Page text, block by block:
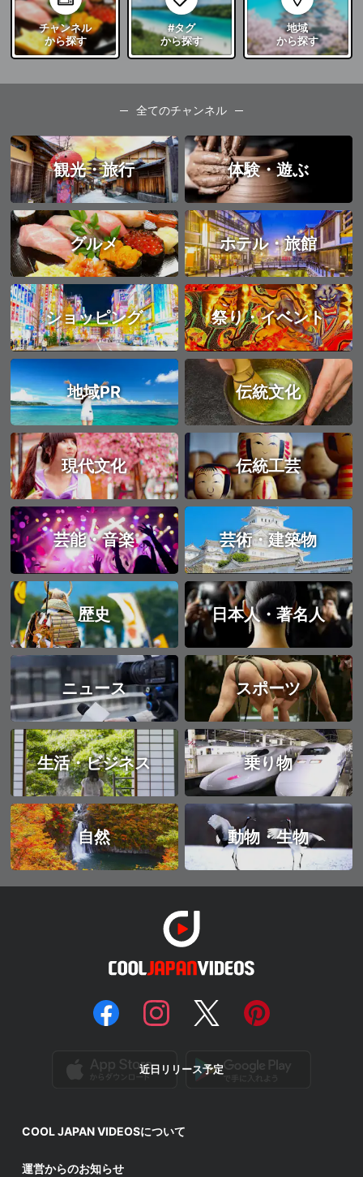
チャンネル
から探す
#タグ
から探す
地域
から探す
全てのチャンネル
観光・旅行 体験・遊ぶ
グルメ ホテル・旅館
ショッピング 祭り・イベント
地域PR 伝統文化
現代文化 伝統工芸
芸能・音楽 芸術・建築物
歴史 日本人・著名人
ニュース スポーツ
生活・ビジネス 乗り物
自然 動物・生物
近日リリース予定
COOL JAPAN VIDEOSについて
運営からのお知らせ